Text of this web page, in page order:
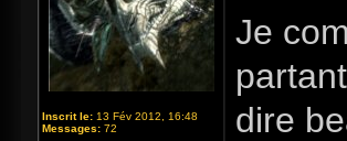
Inscrit le: 13 Fév 2012, 16:48
Messages: 72
Je
dire